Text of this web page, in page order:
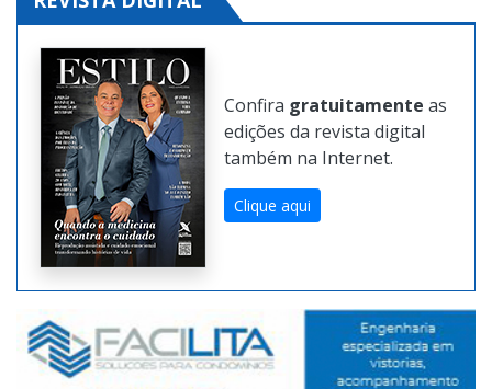
REVISTA DIGITAL
Confira gratuitamente
edições da revista digital
Clique aqui